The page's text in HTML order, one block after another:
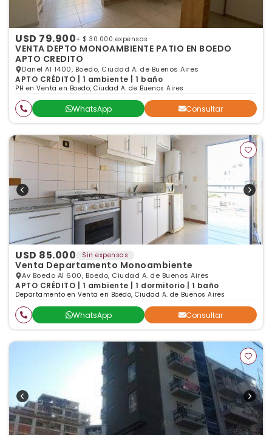
USD 79.900+ $ 30.000 expensas
VENTA DEPTO MONOAMBIENTE PATIO EN BOEDO
APTO CREDITO
Danel Al 1400, Boedo, Ciudad A. de Buenos Aires
APTO CRÉDITO | 1 ambiente | 1 baño
PH en Venta en Boedo, Ciudad A. de Buenos Aires
WhatsApp Consultar
USD 85.000 Sin expensas
Venta Departamento Monoambiente
Av Boedo Al 600, Boedo, Ciudad A. de Buenos Aires
APTO CRÉDITO | 1 ambiente | 1 dormitorio | 1 baño
Departamento en Venta en Boedo, Ciudad A. de Buenos Aires
WhatsApp Consultar